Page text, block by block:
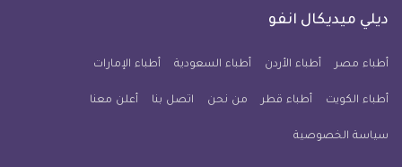
فيسبوكتويتر
يوتيوب
معلومة
للآيفون
ديلي ميديكال انفو
أطباء مصر أطباء الأردن أطباء السعودية أطباء الإمارات
أطباء الكويت أطباء قطر من نحن اتصل بنا أعلن معنا
سياسة الخصوصية